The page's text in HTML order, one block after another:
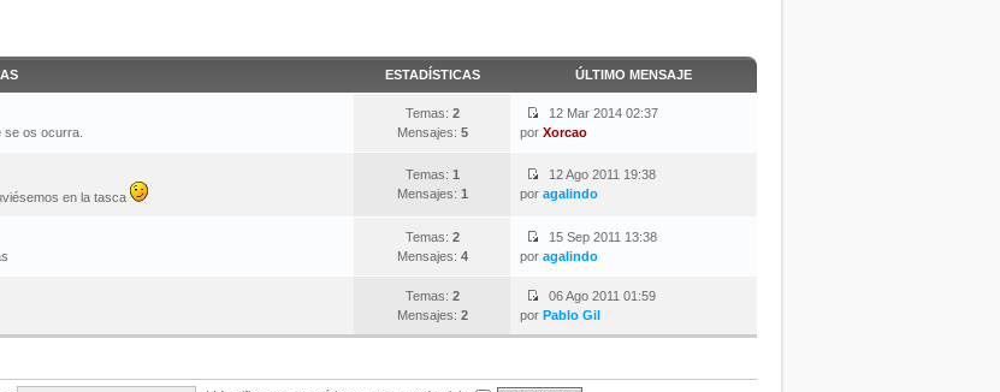
ESTADÍSTICAS ÚLTIMO MENSAJE
se os ocurra.
Temas: 2
Mensajes: 5
12 Mar 2014 02:37
por Xorcao
en la tasca
Temas: 1
Mensajes: 1
12 Ago 2011 19:38
por agalindo
Temas: 2
Mensajes: 4
15 Sep 2011 13:38
por agalindo
Temas: 2
Mensajes: 2
06 Ago 2011 01:59
por Pablo Gil